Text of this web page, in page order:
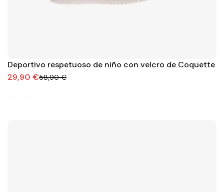
Deportivo respetuoso de niño con velcro de Coquette
29,90 €58,90 €